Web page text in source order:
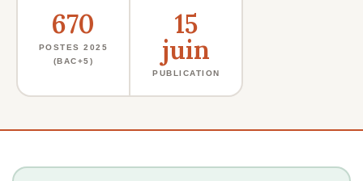
670
POSTES 2025
(BAC+5)
15
juin
PUBLICATION